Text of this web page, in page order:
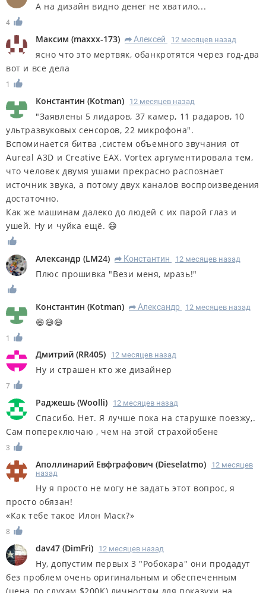
А на дизайн видно денег не хватило...
4
Максим (maxxx-173) R Алексей 12 месяцев назад
ясно что это мертвяк, обанкротятся через год-два
вот и все дела
1
Константин (Kotman) 12 месяцев назад
"Заявлены 5 лидаров, 37 камер, 11 радаров, 10
ультразвуковых сенсоров, 22 микрофона".
Вспоминается битва ,систем объемного звучания от
Aureal A3D и Creative EAX. Vortex аргументировала тем,
что человек двумя ушами прекрасно распознает
источник звука, а потому двух каналов воспроизведения
достаточно.
Как же машинам далеко до людей с их парой глаз и
ушей. Ну и чуйка ещё. 😄
Александр (LM24) R Константин 12 месяцев назад
Плюс прошивка "Вези меня, мразь!"
Константин (Kotman) R Александр 12 месяцев назад
😄😄😄
1
Дмитрий (RR405) 12 месяцев назад
Ну и страшен кто же дизайнер
7
Раджешь (Woolli) 12 месяцев назад
Спасибо. Нет. Я лучше пока на старушке поезжу,.
Сам попереключаю , чем на этой страхойобене
3
Аполлинарий Евфграфович (Dieselatmo)
12 месяцев
назад
Ну я просто не могу не задать этот вопрос, я
просто обязан!
«Как тебе такое Илон Маск?»
8
dav47 (DimFri) 12 месяцев назад
Ну, допустим первых 3 "Робокара" они продадут
без проблем очень оригинальным и обеспеченным